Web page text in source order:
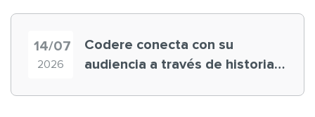
14/07
2026
Codere conecta con su
audiencia a través de historias